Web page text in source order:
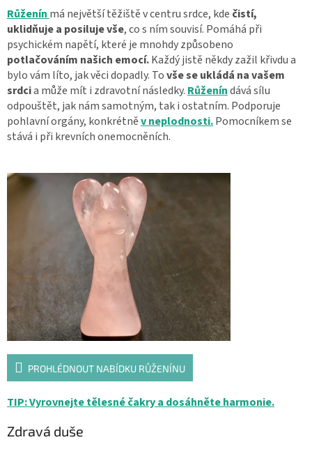
Růženín má největší těžiště v centru srdce, kde čistí,
uklidňuje a posiluje vše, co s ním souvisí. Pomáhá při
psychickém napětí, které je mnohdy způsobeno
potlačováním našich emocí.Každý jistě někdy zažil křivdu a
bylo vám líto, jak věci dopadly. Tovše se ukládá na vašem
srdcia může mít i zdravotní následky. Růženíndává sílu
odpouštět, jak nám samotným, tak i ostatním. Podporuje
pohlavní orgány, konkrétněv neplodnosti.Pomocníkem se
stává i při krevních onemocněních.
PROHLÉDNOUT NABÍDKU RŮŽENÍNU
TIP: Vyrovnejte tělesné čakry a dosáhněte harmonie.
Zdravá duše